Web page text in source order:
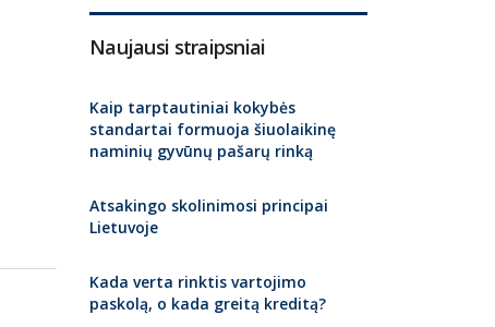
Naujausi straipsniai
Kaip tarptautiniai kokybės
standartai formuoja šiuolaikinę
naminių gyvūnų pašarų rinką
Atsakingo skolinimosi principai
Lietuvoje
Kada verta rinktis vartojimo
paskolą, o kada greitą kreditą?